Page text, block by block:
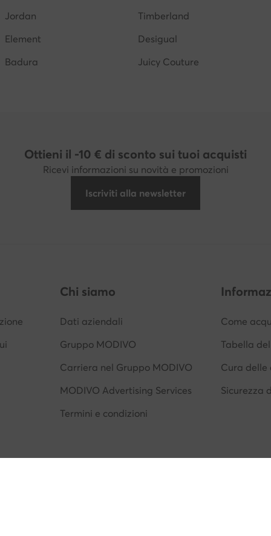
Jordan
Timberland
Element
Desigual
Badura Juicy Couture
Ottieni il -10 € di sconto sui tuoi acquisti
Ricevi informazioni su novità e promozioni
Iscriviti alla newsletter
Chi siamo
Dati aziendali
Gruppo MODIVO
Carriera nel Gruppo MODIVO
MODIVO Advertising Services
Termini e condizioni
Come
Tabella
Cura delle
Sicurezza